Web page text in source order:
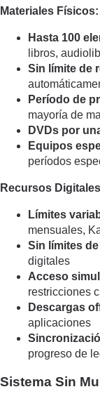
Materiales Físicos:
Hasta 100
libros,
Sin límite de
Período de
mayoría de
DVDs por
Equipos
períodos
Recursos
Límites
mensuales,
Sin límites
digitales
Acceso
restricciones
Descargas
aplicaciones
progreso de
Sistema Sin